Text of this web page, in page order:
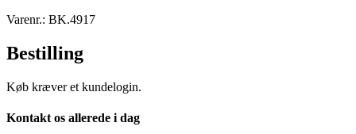
Varenr.: BK.4917
Bestilling
Køb kræver et kundelogin.
Kontakt os allerede i dag